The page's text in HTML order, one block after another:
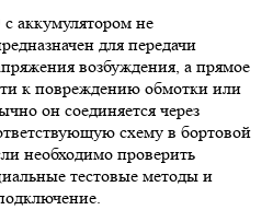
аккумулятором не
для передачи
возбуждения, а прямое
к повреждению обмотки или
он соединяется через
схему в бортовой
необходимо проверить
тестовые методы и